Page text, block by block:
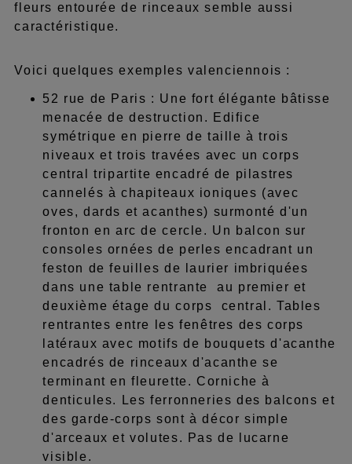
fleurs entourée de rinceaux semble aussi
caractéristique.
Voici quelques exemples valenciennois :
52 rue de Paris : Une fort élégante bâtisse
menacée de destruction. Edifice
symétrique en pierre de taille à trois
niveaux et trois travées avec un corps
central tripartite encadré de pilastres
cannelés à chapiteaux ioniques (avec
oves, dards et acanthes) surmonté d'un
fronton en arc de cercle. Un balcon sur
consoles ornées de perles encadrant un
feston de feuilles de laurier imbriquées
dans une table rentrante au premier et
deuxième étage du corps central. Tables
rentrantes entre les fenêtres des corps
latéraux avec motifs de bouquets d'acanthe
encadrés de rinceaux d'acanthe se
terminant en fleurette. Corniche à
denticules. Les ferronneries des balcons et
des garde-corps sont à décor simple
d'arceaux et volutes. Pas de lucarne
visible.